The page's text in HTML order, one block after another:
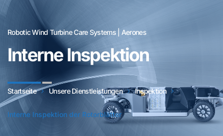
Robotic Wind Turbine Care Systems | Aerones
Interne Inspektion
Startseite Unsere Dienstleistungen Inspektion
Interne Inspektion der Rotorblätter